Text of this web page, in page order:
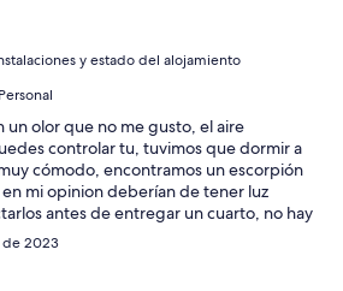
y estado del alojamiento
un olor que no me gusto, el aire
controlar tu, tuvimos que dormir a
cómodo, encontramos un escorpión
mi opinion deberían de tener luz
antes de entregar un cuarto, no hay
y son necesarios por la gran
hay, la alberca se me hizo muy muy fría,
bonito pero les fallan los detalles
de 2023